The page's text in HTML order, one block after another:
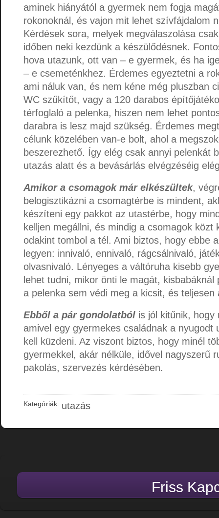
aminek hiányától a gyermek nem fogja
rokonoknál, és vajon mit lehet szívfájdalom
Kérdések sora, melyek megválaszolása
időben neki kezdünk a készülődésnek.
hova utazunk, ott van – e gyermek, és ha
– e csemeténkhez. Érdemes egyeztetni a
ami náluk van, és nem kéne még pluszban
WC szűkítőt, vagy a 120 darabos
térfoglaló a pelenka, hiszen nem lehet
darabra is lesz majd szükség. Érdemes
célunk közelében van-e bolt, ahol a
beszerezhető. Így elég csak annyi pelenkát
utazás alatt és a bevásárlás elvégzéséig
Amikor a csomagok már elkészültek,
belogisztikázni a csomagtérbe is mindent,
készíteni egy pakkot az utastérbe, hogy
kelljen megállni, és mindig a csomagok közt
odakint tombol a tél. Ami biztos, hogy ebbe
legyen: innivaló, ennivaló, rágcsálnivaló,
olvasnivaló. Lényeges a váltóruha kisebb
lehet tudni, mikor önti le magát,
a pelenka sem védi meg a kicsit, és teljesen
Ebből a pár gondolatból is jól kitűnik,
amivel egy gyermekes családnak a nyugodt
kell küzdeni. Az viszont biztos, hogy minél
gyermekkel, akár nélküle, idővel nagyszerű
pakolás, szervezés kérdésében.
Kategóriák: utazás
Friss